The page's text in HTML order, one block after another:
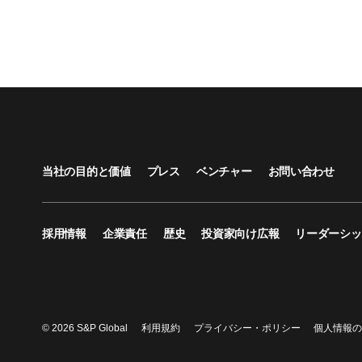
当社の目的と価値 プレス ベンチャー お問い合わせ
採用情報 企業責任 歴史 投資家向け広報 リーダーシ
© 2026 S&P Global 利用規約 プライバシー・ポリシー 個人情報